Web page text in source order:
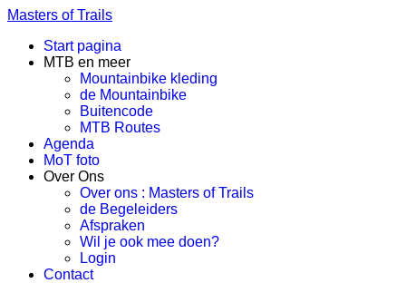
Masters of Trails
Start pagina
MTB en meer
Mountainbike kleding
de Mountainbike
Buitencode
MTB Routes
Agenda
MoT foto
Over Ons
Over ons : Masters of Trails
de Begeleiders
Afspraken
Wil je ook mee doen?
Login
Contact